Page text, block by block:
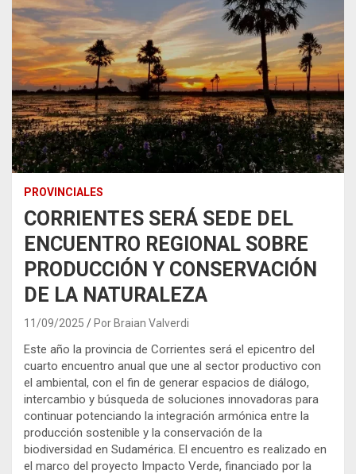
PROVINCIALES
CORRIENTES SERÁ SEDE DEL
ENCUENTRO REGIONAL SOBRE
PRODUCCIÓN Y CONSERVACIÓN
DE LA NATURALEZA
11/09/2025 Por Braian Valverdi
Este año la provincia de Corrientes será el epicentro del
cuarto encuentro anual que une al sector productivo con
el ambiental, con el fin de generar espacios de diálogo,
intercambio y búsqueda de soluciones innovadoras para
continuar potenciando la integración armónica entre la
producción sostenible y la conservación de la
biodiversidad en Sudamérica. El encuentro es realizado en
el marco del proyecto Impacto Verde, financiado por la